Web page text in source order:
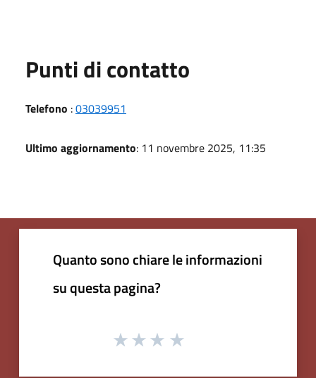
Punti di contatto
Telefono :03039951
Ultimo aggiornamento: 11 novembre 2025, 11:35
Quanto sono chiare le informazioni
su questa pagina?